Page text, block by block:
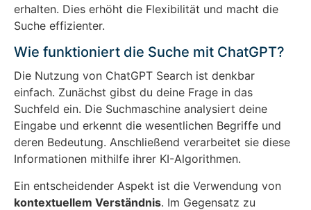
erhalten. Dies erhöht die Flexibilität und macht die
Suche effizienter.
Wie funktioniert die Suche mit ChatGPT?
Die Nutzung von ChatGPT Search ist denkbar
einfach. Zunächst gibst du deine Frage in das
Suchfeld ein. Die Suchmaschine analysiert deine
Eingabe und erkennt die wesentlichen Begriffe und
deren Bedeutung. Anschließend verarbeitet sie diese
Informationen mithilfe ihrer KI-Algorithmen.
Ein entscheidender Aspekt ist die Verwendung von
kontextuellem Verständnis. Im Gegensatz zu